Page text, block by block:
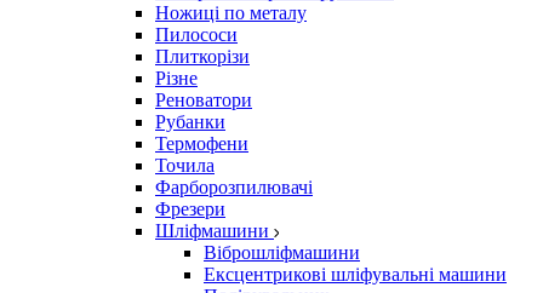
Ножиці по металу
Пилососи
Плиткорізи
Різне
Реноватори
Рубанки
Термофени
Точила
Фарборозпилювачі
Фрезери
Шліфмашини
Віброшліфмашини
Ексцентрикові шліфувальні машини